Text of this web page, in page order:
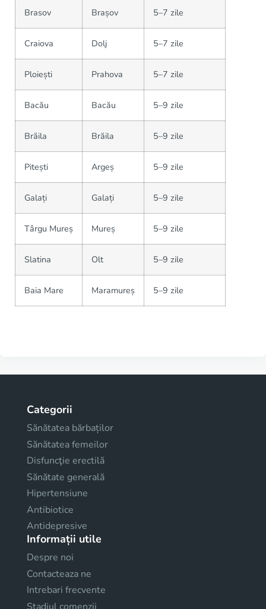
Brasov Brașov 5–7 zile
Craiova Dolj 5–7 zile
Ploiești Prahova 5–7 zile
Bacău Bacău 5–9 zile
Brăila Brăila 5–9 zile
Pitești Argeș 5–9 zile
Galați Galați 5–9 zile
Târgu Mureș Mureș 5–9 zile
Slatina Olt 5–9 zile
Baia Mare Maramureș 5–9 zile
Categorii
Sănătatea bărbaților
Sănătatea femeilor
Disfuncţie erectilă
Sănătate generală
Hipertensiune
Antibiotice
Antidepresive
Informații utile
Despre noi
Contacteaza ne
Intrebari frecvente
Stadiul comenzii